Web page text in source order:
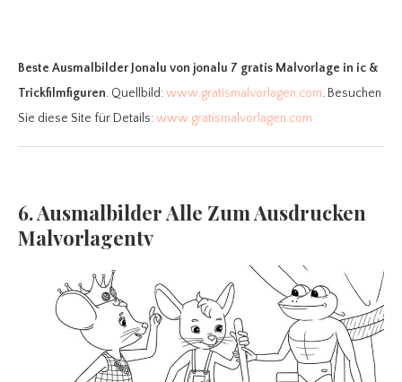
Beste Ausmalbilder Jonalu von jonalu 7 gratis Malvorlage in ic &
Trickfilmfiguren. Quellbild:www.gratismalvorlagen.com. Besuchen
Sie diese Site für Details:www.gratismalvorlagen.com
6. Ausmalbilder Alle Zum Ausdrucken
Malvorlagentv